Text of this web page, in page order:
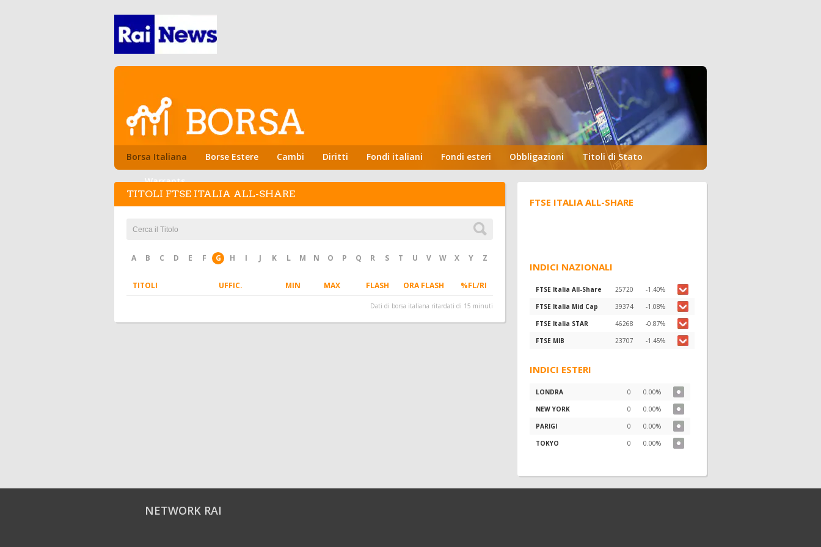
Borsa Italiana Borse Estere Cambi Diritti Fondi italiani Fondi esteri Obbligazioni Titoli di Stato
Warrants
TITOLI FTSE ITALIA ALL-SHARE
A B C D E F G H I J K L M N O P Q R S T U V W X Y Z
TITOLI UFFIC. MIN MAX FLASH ORA FLASH %FL/RI
Dati di borsa italiana ritardati di 15 minuti
FTSE ITALIA ALL-SHARE
INDICI NAZIONALI
FTSE Italia All-Share 25720
-1.40%
FTSE Italia Mid Cap
39374
-1.08%
FTSE Italia STAR
46268
-0.87%
FTSE MIB
23707 -1.45%
INDICI ESTERI
LONDRA 0
0.00%
NEW YORK
0
0.00%
PARIGI
0
0.00%
TOKYO
0 0.00%
NETWORK RAI